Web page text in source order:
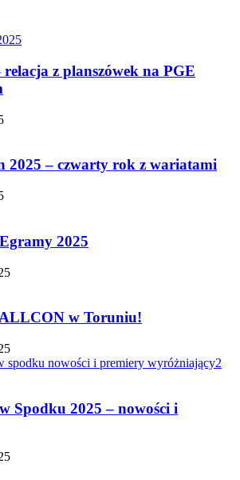
z planszówek na PGE
2025 – czwarty rok z wariatami
2025
w Toruniu!
Spodku 2025 – nowości i